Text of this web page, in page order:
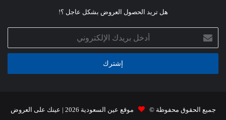
هل تريد الحصول العروض بشكل عاجل ؟!
بريدك
الإلكتروني
جميع الحقوق محفوظة © موقع عين السعودية 2026 | عينك على العروض